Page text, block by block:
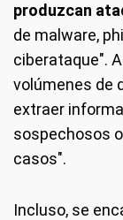
produzcan
de malware,
ciberataque".
volúmenes de
extraer
sospechosos
casos".
Incluso, se